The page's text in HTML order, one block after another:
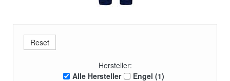
Hersteller:
Alle Hersteller
Engel (1)